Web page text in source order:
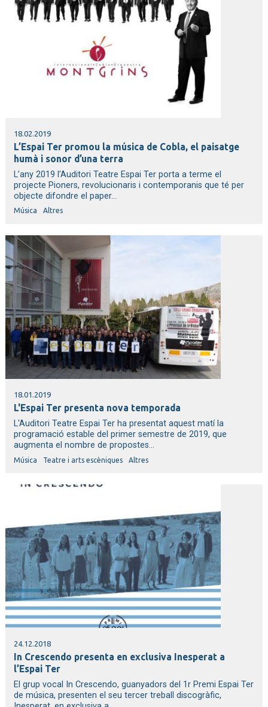
18.02.2019
L’Espai Ter promou la música de Cobla, el paisatge
humà i sonor d’una terra
L’any 2019 l’Auditori Teatre Espai Ter porta a terme el
projecte Pioners, revolucionaris i contemporanis que té per
objecte difondre el paper...
Música Altres
18.01.2019
L'Espai Ter presenta nova temporada
L'Auditori Teatre Espai Ter ha presentat aquest matí la
programació estable del primer semestre de 2019, que
augmenta el nombre de propostes...
Música Teatre i arts escèniques Altres
24.12.2018
In Crescendo presenta en exclusiva Inesperat a
l’Espai Ter
El grup vocal In Crescendo, guanyadors del 1r Premi Espai Ter
de música, presenten el seu tercer treball discogràfic,